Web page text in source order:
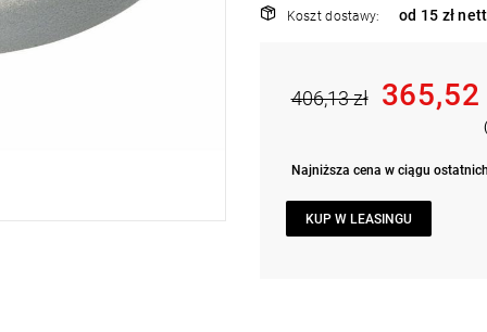
Koszt dostawy: od 15 zł
406,13 zł
Najniższa cena w ciągu
KUP W LEASINGU